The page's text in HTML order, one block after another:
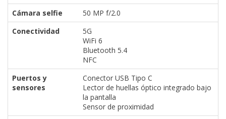
Cámara selfie
50 MP f/2.0
Conectividad
5G
WiFi 6
Bluetooth 5.4
NFC
Puertos y
sensores
Conector USB Tipo C
Lector de huellas óptico integrado bajo
la pantalla
Sensor de proximidad